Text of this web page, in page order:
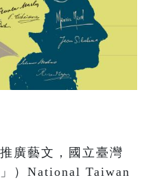
廣藝文，國立臺灣
）National Taiwan